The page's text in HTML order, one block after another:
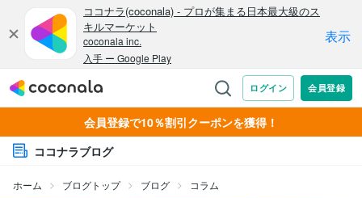
会員登録で10％割引クーポンを獲得！
ココナラブログ
ホーム ブログトップ ブログ コラム